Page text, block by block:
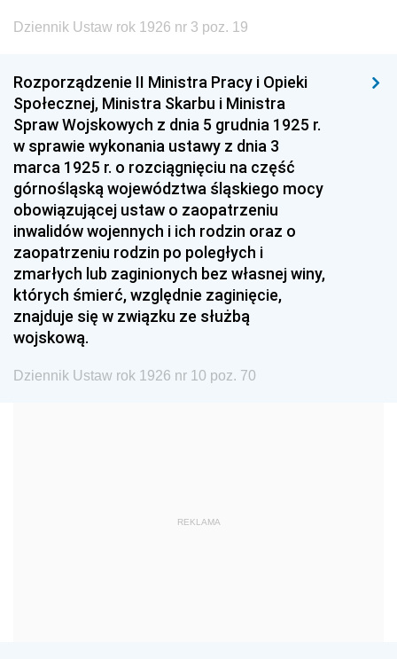
1996 1995 1994
1993 1992 1991
1990 1989 1988
1987 1986 1985
1984 1983 1982
1981 1980
1978 1977 1976
1975 1974
1956
Dziennik Ustaw rok 1926 nr 3 poz. 19
Rozporządzenie II Ministra Pracy i Opieki
Społecznej, Ministra Skarbu i Ministra
Spraw Wojskowych z dnia 5 grudnia 1925 r.
w sprawie wykonania ustawy z dnia 3
marca 1925 r. o rozciągnięciu na część
górnośląską województwa śląskiego mocy
obowiązującej ustaw o zaopatrzeniu
inwalidów wojennych i ich rodzin oraz o
zaopatrzeniu rodzin po poległych i
zmarłych lub zaginionych bez własnej winy,
których śmierć, względnie zaginięcie,
znajduje się w związku ze służbą
wojskową.
Dziennik Ustaw rok 1926 nr 10 poz. 70
REKLAMA